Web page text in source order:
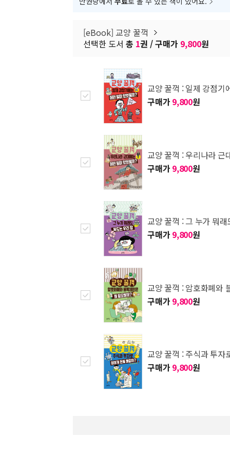
[eBook] 교양 꿀꺽
선택한 도서 총 1권 / 구매가 9,800원
교양 꿀꺽 : 일제 강점기
구매가 9,800원
교양 꿀꺽 : 우리나라 근
구매가 9,800원
교양 꿀꺽 : 그 누가 뭐
구매가 9,800원
교양 꿀꺽 : 암호화폐와
구매가 9,800원
교양 꿀꺽 : 주식과 투자
구매가 9,800원